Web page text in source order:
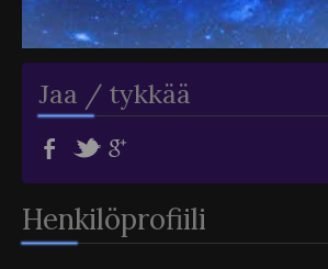
Jaa / tykkää
Henkilöprofiili